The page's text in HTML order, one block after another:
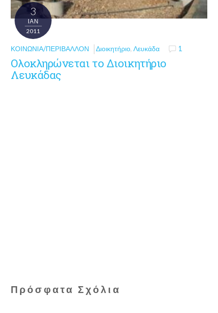
3
ΙΑΝ
2011
ΚΟΙΝΩΝΊΑ/ΠΕΡΙΒΆΛΛΟΝ Διοικητήριο,Λευκάδα 1
Ολοκληρώνεται το Διοικητήριο
Λευκάδας
Πρόσφατα Σχόλια